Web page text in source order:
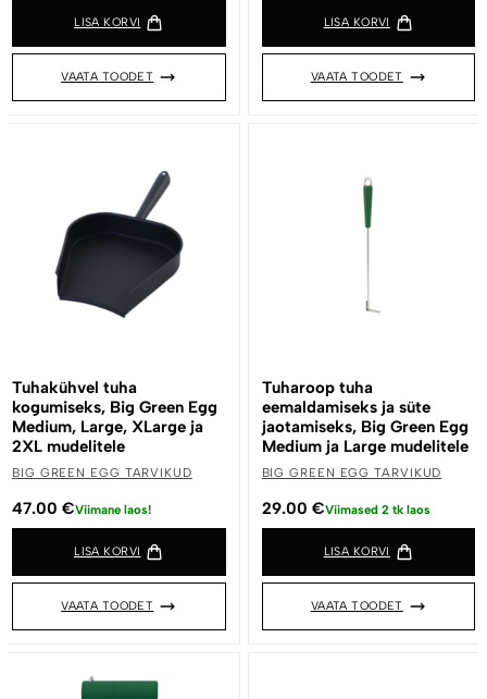
LISA KORVI
VAATA TOODET
LISA KORVI
VAATA TOODET
Tuhakühvel tuha
kogumiseks, Big Green Egg
Medium, Large, XLarge ja
2XL mudelitele
BIG GREEN EGG TARVIKUD
47.00 €Viimane laos!
LISA KORVI
VAATA TOODET
Tuharoop tuha
eemaldamiseks ja süte
jaotamiseks, Big Green Egg
Medium ja Large mudelitele
BIG GREEN EGG TARVIKUD
29.00 €Viimased 2 tk laos
LISA KORVI
VAATA TOODET